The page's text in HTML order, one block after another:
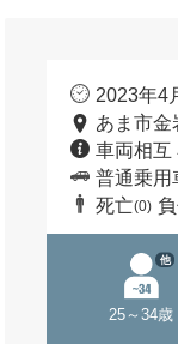
2023年4
あま市金
車両相互
普通乗用
死亡(0)
25～34歳
他